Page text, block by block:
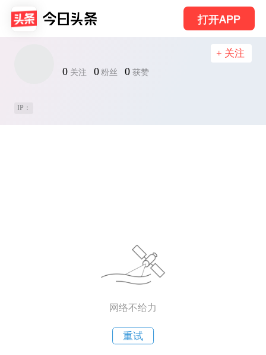
打开APP
0 关注 0 粉丝 0 获赞
+ 关注
IP：
网络不给力
重试